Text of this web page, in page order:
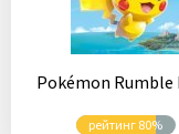
Pokémon Rumble
рейтинг 80%